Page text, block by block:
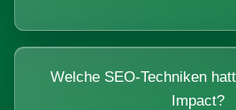
Welche SEO-Techniken
Impact?